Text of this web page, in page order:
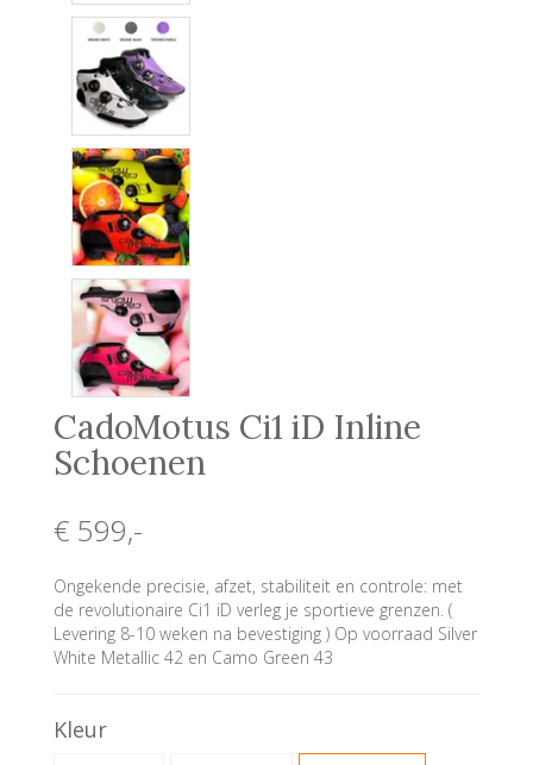
CadoMotus Ci1 iD Inline
Schoenen
€ 599,-
Ongekende precisie, afzet, stabiliteit en controle: met
de revolutionaire Ci1 iD verleg je sportieve grenzen. (
Levering 8-10 weken na bevestiging ) Op voorraad Silver
White Metallic 42 en Camo Green 43
Kleur